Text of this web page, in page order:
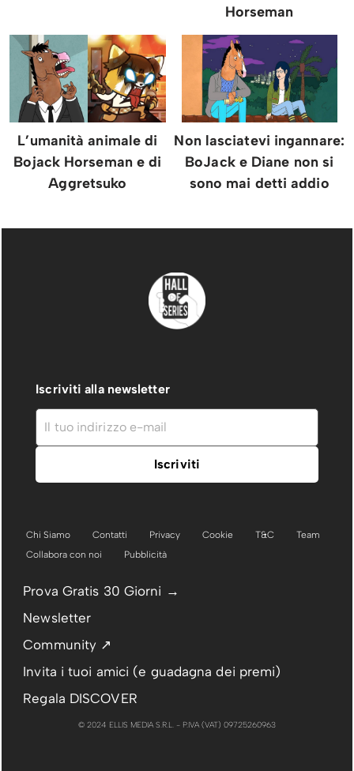
Horseman
L’umanità animale di
Bojack Horseman e di
Aggretsuko
Non lasciatevi ingannare:
BoJack e Diane non si
sono mai detti addio
Iscriviti alla newsletter
Chi Siamo Contatti Privacy Cookie T&C
Team
Collabora con noi
Pubblicità
Prova Gratis 30 Giorni →
Newsletter
Community ↗
Invita i tuoi amici (e guadagna dei premi)
Regala DISCOVER
© 2024 ELLIS MEDIA S.R.L. - P.IVA (VAT) 09725260963